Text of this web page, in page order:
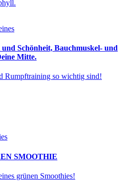
Schönheit, Bauchmuskel- und
Mitte.
Rumpftraining so wichtig sind!
SMOOTHIE
grünen Smoothies!